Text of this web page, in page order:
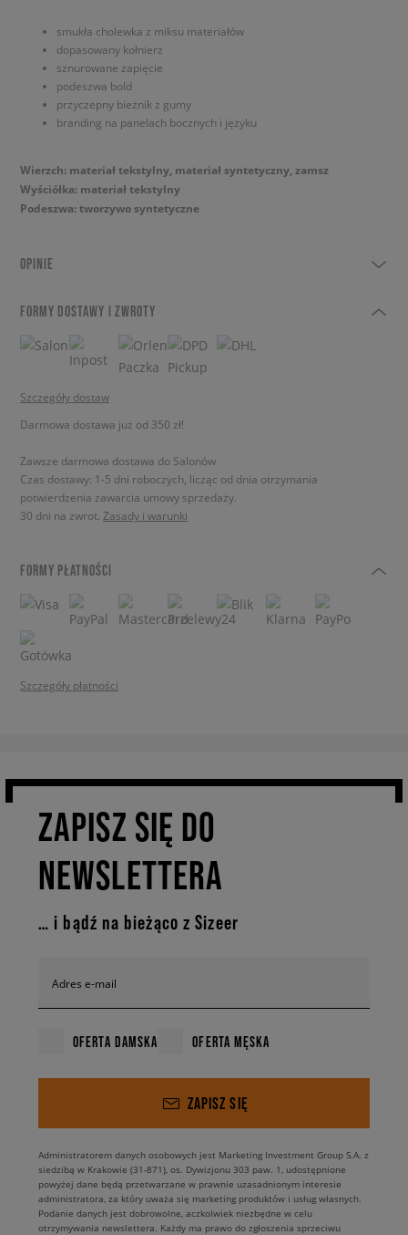
smukła cholewka z miksu materiałów
dopasowany kołnierz
sznurowane zapięcie
podeszwa bold
przyczepny bieżnik z gumy
branding na panelach bocznych i języku
Wierzch: materiał tekstylny, materiał syntetyczny, zamsz
Wyściółka: materiał tekstylny
Podeszwa: tworzywo syntetyczne
OPINIE
FORMY DOSTAWY I ZWROTY
Szczegóły dostaw
Darmowa dostawa już od 350 zł!
Zawsze darmowa dostawa do Salonów
Czas dostawy: 1-5 dni roboczych, licząc od dnia otrzymania
potwierdzenia zawarcia umowy sprzedaży.
30 dni na zwrot. Zasady i warunki
FORMY PŁATNOŚCI
Szczegóły płatności
ZAPISZ SIĘ DO
NEWSLETTERA
… i bądź na bieżąco z Sizeer
Adres e-mail
OFERTA DAMSKA OFERTA MĘSKA
ZAPISZ SIĘ
Administratorem danych osobowych jest Marketing Investment Group S.A. z
siedzibą w Krakowie (31-871), os. Dywizjonu 303 paw. 1, udostępnione
powyżej dane będą przetwarzane w prawnie uzasadnionym interesie
administratora, za który uważa się marketing produktów i usług własnych.
Podanie danych jest dobrowolne, aczkolwiek niezbędne w celu
otrzymywania newslettera. Każdy ma prawo do zgłoszenia sprzeciwu